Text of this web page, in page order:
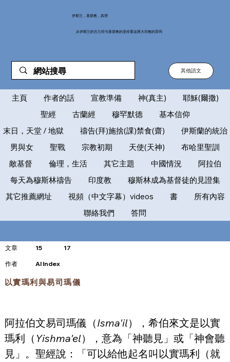
伊斯兰，基督教，真理
从伊斯兰的古兰经与基督教的圣经看这两大宗教的异同
其他語文
主頁 作者的話 宣教準備 神(真主)
耶穌(爾撒)
聖經
古蘭經 穆罕默德
基本信仰
末日，天堂 / 地獄
禱告(拜)施捨(課)禁食(齋)
伊斯蘭的統治
男與女
聖戰 宗教初期 天使(天神)
布哈里聖訓
敵基督
倫理，生活 其它主題 中國情況
阿拉伯
每天為穆斯林禱告
印度教
穆斯林成為基督徒的見證集
其它推薦網址
視頻（中文字幕）videos 書
所有內容
聯絡我們
答問
文章 15 17
​作者 AI Index
以實瑪利與易司瑪儀
阿拉伯文易司瑪儀（Isma'il），希伯來文是以實
瑪利（ Yishma'el），意為「神聽見」或「神會聽
見」。聖經說：「可以給他起名叫以實瑪利（就